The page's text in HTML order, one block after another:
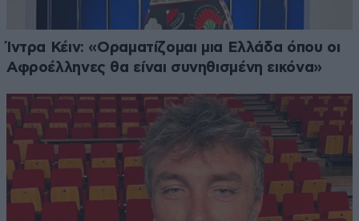
Ίντρα Κέιν: «Οραματίζομαι μια Ελλάδα όπου οι
Αφροέλληνες θα είναι συνηθισμένη εικόνα»